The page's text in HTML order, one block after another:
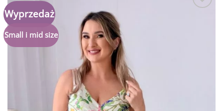
Wyprzedaż
Small i mid size